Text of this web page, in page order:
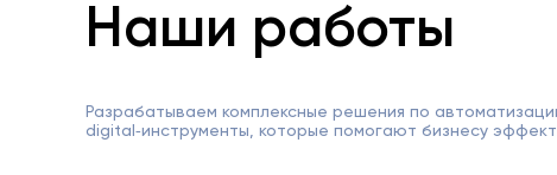
Наши работы
Разрабатываем комплексные решения по
digital‑инструменты, которые помогают бизнесу